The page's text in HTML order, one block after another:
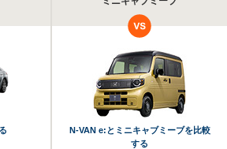
N-VAN e:とミニキャブミーブを比較
する